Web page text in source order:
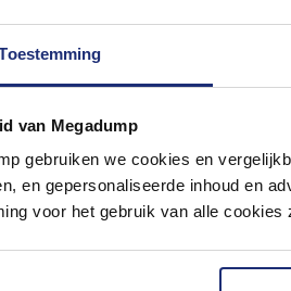
van Megadump
gebruiken we cookies en
en gepersonaliseerde inhoud en
voor het gebruik van alle
Deel jouw badkamer op
omgeving vol